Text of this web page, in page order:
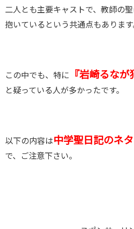
二人とも主要キャストで、教師の
抱いているという共通点もあります
この中でも、特に 『岩崎るなが
と疑っている人が多かったです。
以下の内容は中学聖日記のネ
で、ご注意下さい。